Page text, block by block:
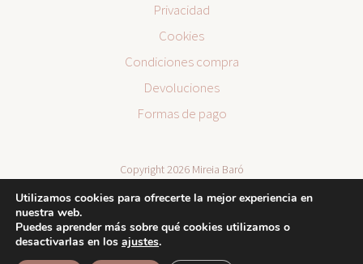
Privacidad
Cookies
Condiciones compra
Devoluciones
Formas de pago
Copyright 2026 Mireia Baró
Utilizamos cookies para ofrecerte la mejor experiencia en
nuestra web.
Puedes aprender más sobre qué cookies utilizamos o
desactivarlas en los ajustes.